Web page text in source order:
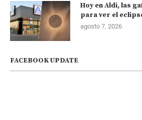
Hoy en Aldi, las
para ver el
agosto 7, 2026
FACEBOOK UPDATE